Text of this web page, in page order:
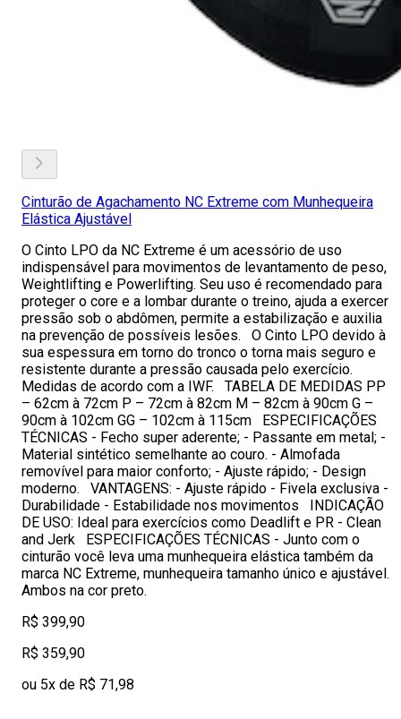
Cinturão de Agachamento NC Extreme com Munhequeira
Elástica Ajustável
O Cinto LPO da NC Extreme é um acessório de uso
indispensável para movimentos de levantamento de peso,
Weightlifting e Powerlifting. Seu uso é recomendado para
proteger o core e a lombar durante o treino, ajuda a exercer
pressão sob o abdômen, permite a estabilização e auxilia
na prevenção de possíveis lesões. O Cinto LPO devido à
sua espessura em torno do tronco o torna mais seguro e
resistente durante a pressão causada pelo exercício.
Medidas de acordo com a IWF. TABELA DE MEDIDAS PP
– 62cm à 72cm P – 72cm à 82cm M – 82cm à 90cm G –
90cm à 102cm GG – 102cm à 115cm ESPECIFICAÇÕES
TÉCNICAS - Fecho super aderente; - Passante em metal; -
Material sintético semelhante ao couro. - Almofada
removível para maior conforto; - Ajuste rápido; - Design
moderno. VANTAGENS: - Ajuste rápido - Fivela exclusiva -
Durabilidade - Estabilidade nos movimentos INDICAÇÃO
DE USO: Ideal para exercícios como Deadlift e PR - Clean
and Jerk ESPECIFICAÇÕES TÉCNICAS - Junto com o
cinturão você leva uma munhequeira elástica também da
marca NC Extreme, munhequeira tamanho único e ajustável.
Ambos na cor preto.
R$ 399,90
R$ 359,90
ou 5x de R$ 71,98